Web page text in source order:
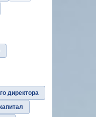
директора